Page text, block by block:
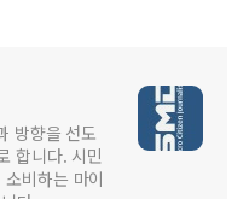
방향을 선도
합니다. 시민
비하는 마이